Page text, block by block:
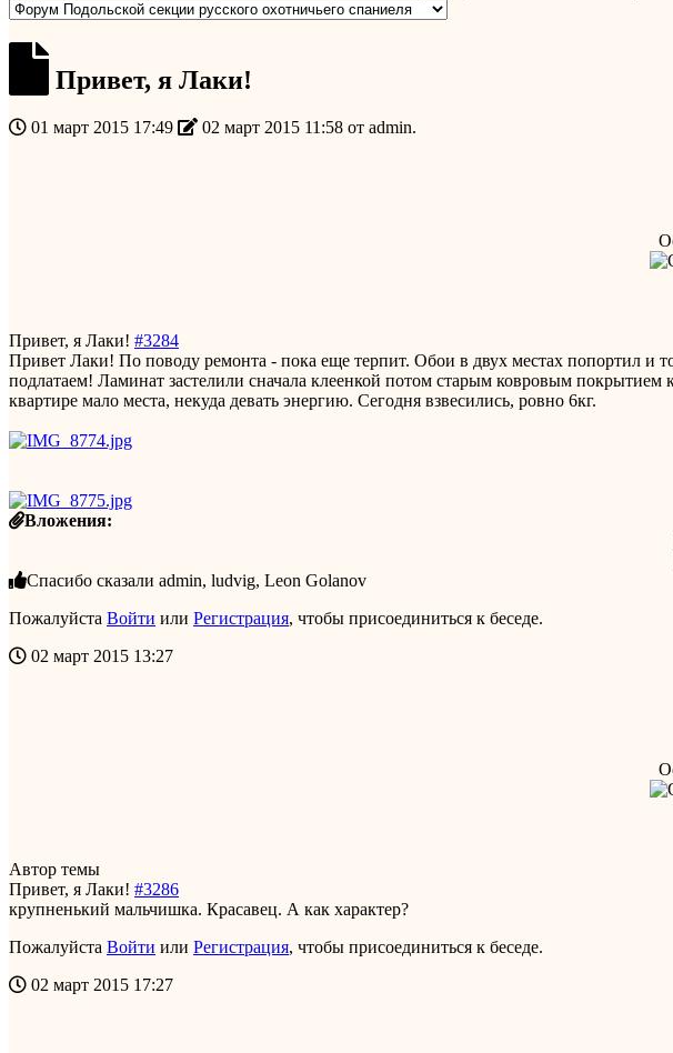
Привет, я Лаки!
01 март 2015 17:49 02 март 2015 11:58 от admin.
Привет, я Лаки! #3284
Привет Лаки! По поводу ремонта - пока еще терпит. Обои в двух местах попортил и
подлатаем! Ламинат застелили сначала клеенкой потом старым ковровым
квартире мало места, некуда девать энергию. Сегодня взвесились, ровно 6кг.
Вложения:
Спасибо сказали admin, ludvig, Leon Golanov
Пожалуйста Войти или Регистрация, чтобы присоединиться к беседе.
02 март 2015 13:27
Автор темы
Привет, я Лаки! #3286
крупненький мальчишка. Красавец. А как характер?
Пожалуйста Войти или Регистрация, чтобы присоединиться к беседе.
02 март 2015 17:27